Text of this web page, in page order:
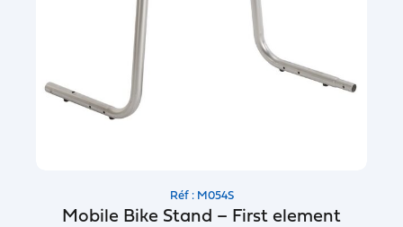
Réf : M054S
Mobile Bike Stand – First element